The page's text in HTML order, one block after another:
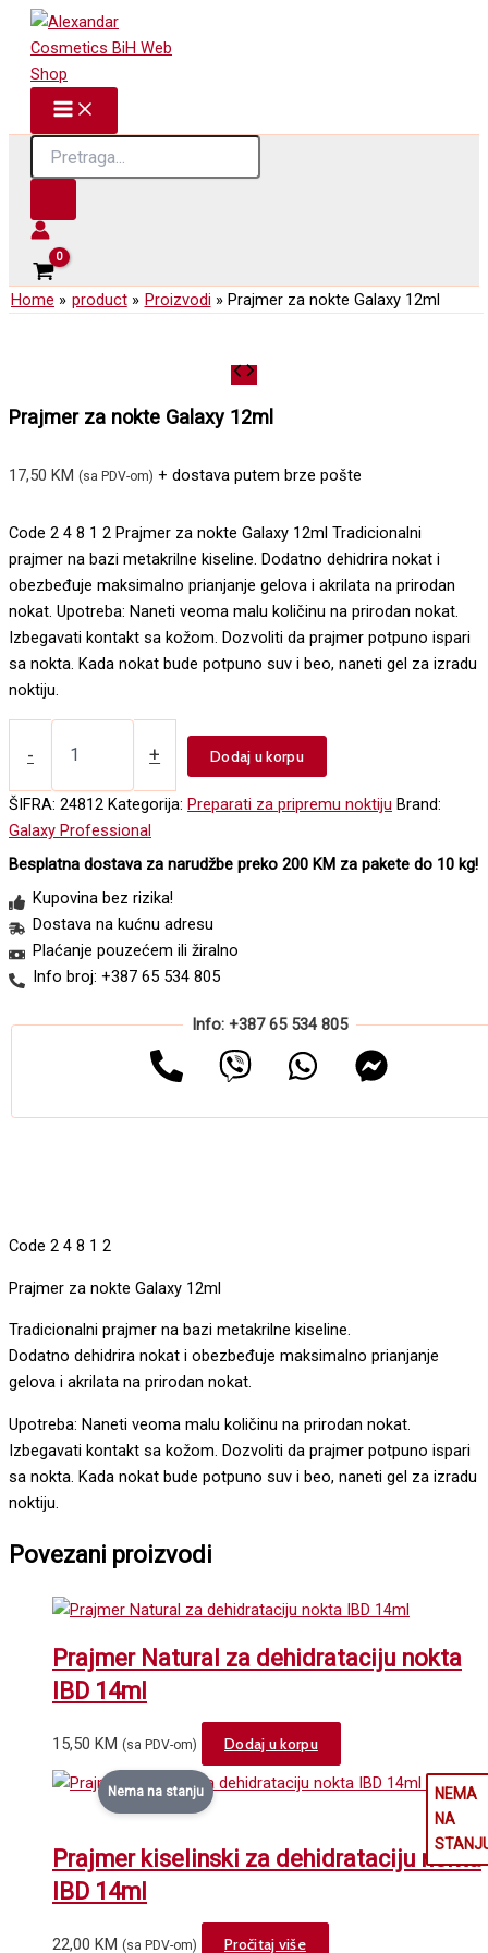
Skip
content
Products
search
Home product Proizvodi Prajmer za nokte Galaxy 12ml
Prajmer za nokte Galaxy 12ml
17,50 KM (sa PDV-om) + dostava putem brze pošte
Code 2 4 8 1 2 Prajmer za nokte Galaxy 12ml Tradicionalni
prajmer na bazi metakrilne kiseline. Dodatno dehidrira nokat i
obezbeđuje maksimalno prianjanje gelova i akrilata na prirodan
nokat. Upotreba: Naneti veoma malu količinu na prirodan nokat.
Izbegavati kontakt sa kožom. Dozvoliti da prajmer potpuno ispari
sa nokta. Kada nokat bude potpuno suv i beo, naneti gel za izradu
noktiju.
-
Galaxy
12ml
količina
+ Dodaj u korpu
ŠIFRA: 24812 Kategorija: Preparati za pripremu noktiju Brand:
Galaxy Professional
Besplatna dostava za narudžbe preko 200 KM za pakete do 10 kg!
Kupovina bez rizika!
Dostava na kućnu adresu
Plaćanje pouzećem ili žiralno
Info broj: +387 65 534 805
Info: +387 65 534 805
Code 2 4 8 1 2
Prajmer za nokte Galaxy 12ml
Tradicionalni prajmer na bazi metakrilne kiseline.
Dodatno dehidrira nokat i obezbeđuje maksimalno prianjanje
gelova i akrilata na prirodan nokat.
Upotreba: Naneti veoma malu količinu na prirodan nokat.
Izbegavati kontakt sa kožom. Dozvoliti da prajmer potpuno ispari
sa nokta. Kada nokat bude potpuno suv i beo, naneti gel za izradu
noktiju.
Povezani proizvodi
Prajmer Natural za dehidrataciju nokta
IBD 14ml
15,50 KM (sa PDV-om) Dodaj u korpu
Nema na stanju
Prajmer kiselinski za dehidrataciju nokta
IBD 14ml
22,00 KM (sa PDV-om) Pročitaj više